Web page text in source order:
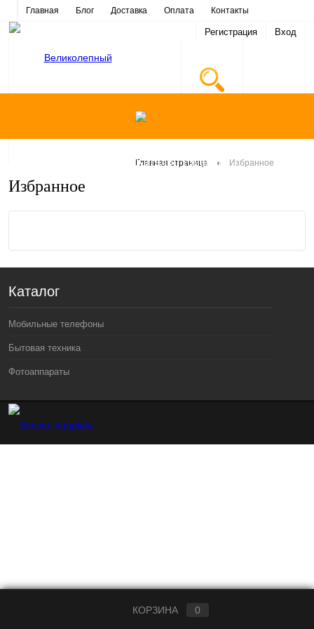
Главная Блог Доставка Оплата Контакты
Регистрация Вход
Каталог товаров
Главная страница • Избранное
Избранное
Каталог
Мобильные телефоны
Бытовая техника
Фотоаппараты
КОРЗИНА 0